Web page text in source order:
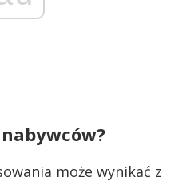
może wynikać z